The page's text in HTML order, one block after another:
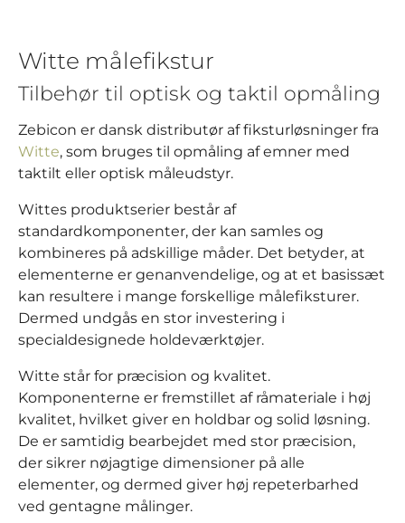
Witte målefikstur
Tilbehør til optisk og taktil opmåling
Zebicon er dansk distributør af fiksturløsninger fra
Witte, som bruges til opmåling af emner med
taktilt eller optisk måleudstyr.
Wittes produktserier består af
standardkomponenter, der kan samles og
kombineres på adskillige måder. Det betyder, at
elementerne er genanvendelige, og at et basissæt
kan resultere i mange forskellige målefiksturer.
Dermed undgås en stor investering i
specialdesignede holdeværktøjer.
Witte står for præcision og kvalitet.
Komponenterne er fremstillet af råmateriale i høj
kvalitet, hvilket giver en holdbar og solid løsning.
De er samtidig bearbejdet med stor præcision,
der sikrer nøjagtige dimensioner på alle
elementer, og dermed giver høj repeterbarhed
ved gentagne målinger.